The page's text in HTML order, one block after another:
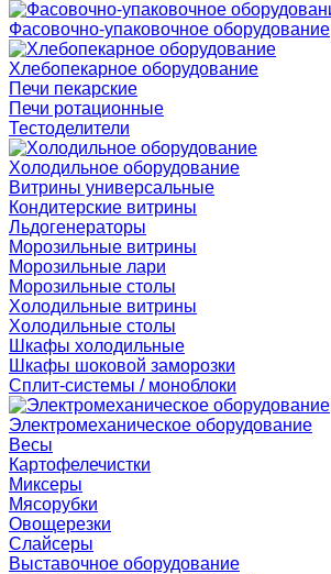
Фасовочно-упаковочное оборудование
Хлебопекарное оборудование
Печи пекарские
Печи ротационные
Тестоделители
Холодильное оборудование
Витрины универсальные
Кондитерские витрины
Льдогенераторы
Морозильные витрины
Морозильные лари
Морозильные столы
Холодильные витрины
Холодильные столы
Шкафы холодильные
Шкафы шоковой заморозки
Сплит-системы / моноблоки
Электромеханическое оборудование
Весы
Картофелечистки
Миксеры
Мясорубки
Овощерезки
Слайсеры
Выставочное оборудование